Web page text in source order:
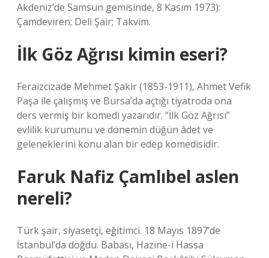
Akdeniz’de Samsun gemisinde, 8 Kasım 1973):
Çamdeviren; Deli Şair; Takvim.
İlk Göz Ağrısı kimin eseri?
Feraizcizade Mehmet Şakir (1853-1911), Ahmet Vefik
Paşa ile çalışmış ve Bursa’da açtığı tiyatroda ona
ders vermiş bir komedi yazarıdır. “İlk Göz Ağrısı”
evlilik kurumunu ve dönemin düğün âdet ve
geleneklerini konu alan bir edep komedisidir.
Faruk Nafiz Çamlıbel aslen
nereli?
Türk şair, siyasetçi, eğitimci. 18 Mayıs 1897’de
İstanbul’da doğdu. Babası, Hazine-i Hassa